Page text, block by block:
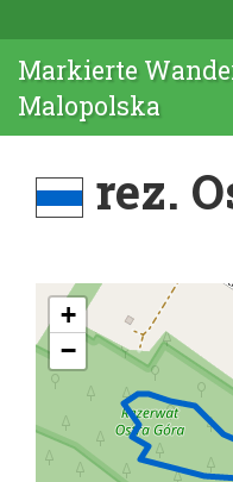
Markierte
Malopolska
rez.
+
−